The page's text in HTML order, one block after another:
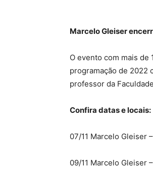
Marcelo Gleiser
O evento com mais
programação de 2022
professor da
Confira datas e locais:
07/11 Marcelo Gleiser
09/11 Marcelo Gleiser